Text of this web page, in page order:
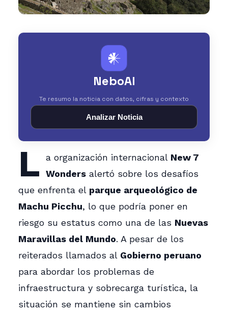
𒀭
NeboAI
Te resumo la noticia con datos, cifras y contexto
Analizar Noticia
L a organización internacional New 7
Wondersalertó sobre los desafíos
que enfrenta el parque arqueológico de
Machu Picchu, lo que podría poner en
riesgo su estatus como una de las Nuevas
Maravillas del Mundo. A pesar de los
reiterados llamados al Gobierno peruano
para abordar los problemas de
infraestructura y sobrecarga turística, la
situación se mantiene sin cambios